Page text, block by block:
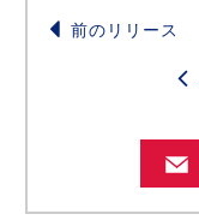
前のリリース